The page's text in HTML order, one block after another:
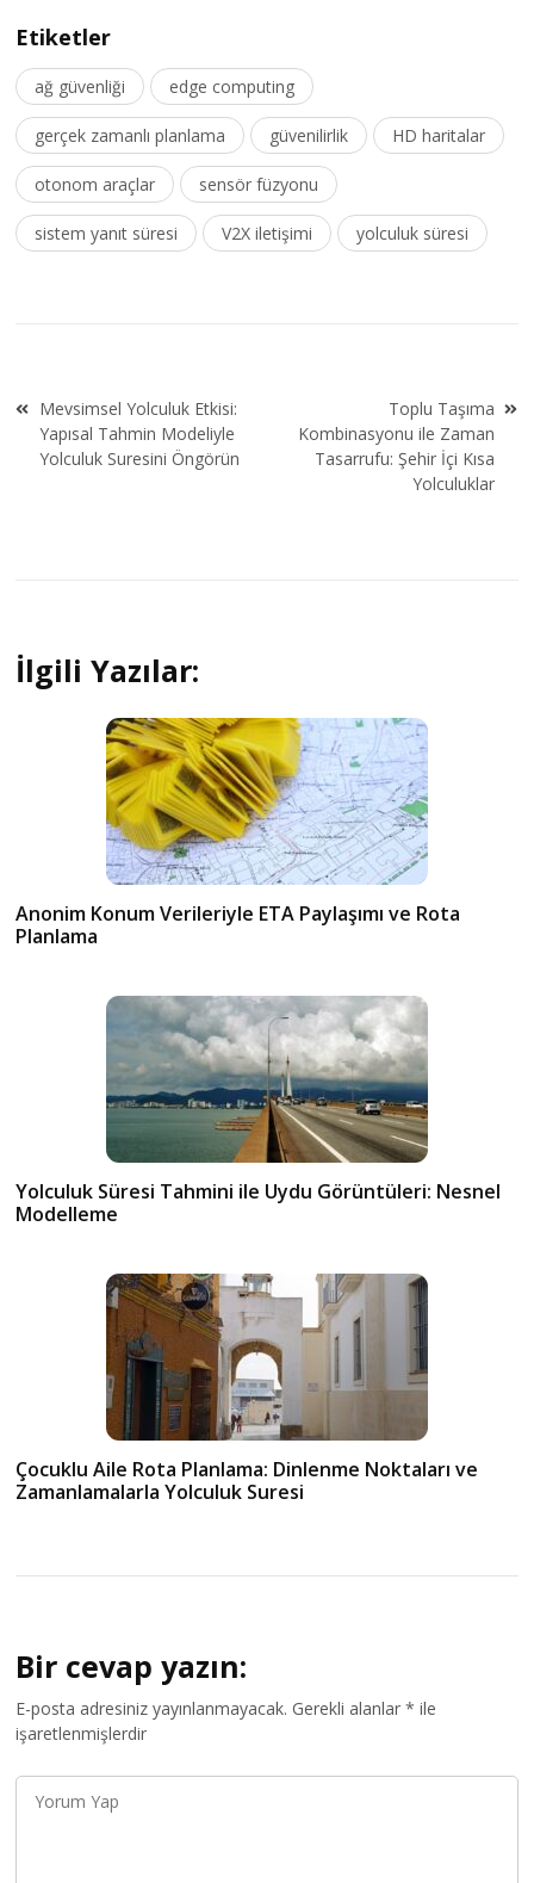
Etiketler
ağ güvenliği edge computing
gerçek zamanlı planlama güvenilirlik HD haritalar
otonom araçlar sensör füzyonu
sistem yanıt süresi V2X iletişimi yolculuk süresi
Yazı
gezinmesi
Mevsimsel Yolculuk Etkisi:
Yapısal Tahmin Modeliyle
Yolculuk Suresini Öngörün
Toplu Taşıma
Kombinasyonu ile Zaman
Tasarrufu: Şehir İçi Kısa
Yolculuklar
İlgili Yazılar:
Anonim Konum Verileriyle ETA Paylaşımı ve Rota
Planlama
Yolculuk Süresi Tahmini ile Uydu Görüntüleri: Nesnel
Modelleme
Çocuklu Aile Rota Planlama: Dinlenme Noktaları ve
Zamanlamalarla Yolculuk Suresi
Bir cevap yazın:
E-posta adresiniz yayınlanmayacak. Gerekli alanlar* ile
işaretlenmişlerdir